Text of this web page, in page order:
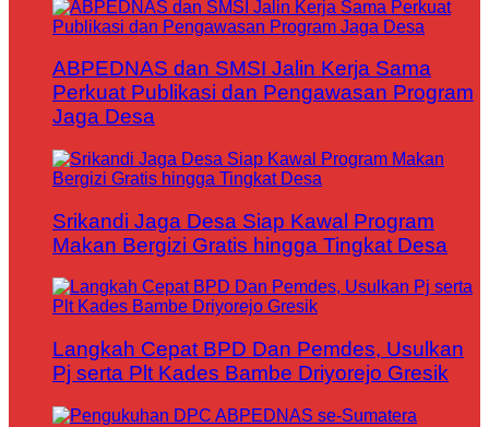
ABPEDNAS dan SMSI Jalin Kerja Sama
Perkuat Publikasi dan Pengawasan Program
Jaga Desa
Srikandi Jaga Desa Siap Kawal Program
Makan Bergizi Gratis hingga Tingkat Desa
Langkah Cepat BPD Dan Pemdes, Usulkan
Pj serta Plt Kades Bambe Driyorejo Gresik